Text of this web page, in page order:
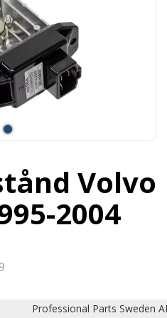
Volvo
2004
Professional Parts Sweden